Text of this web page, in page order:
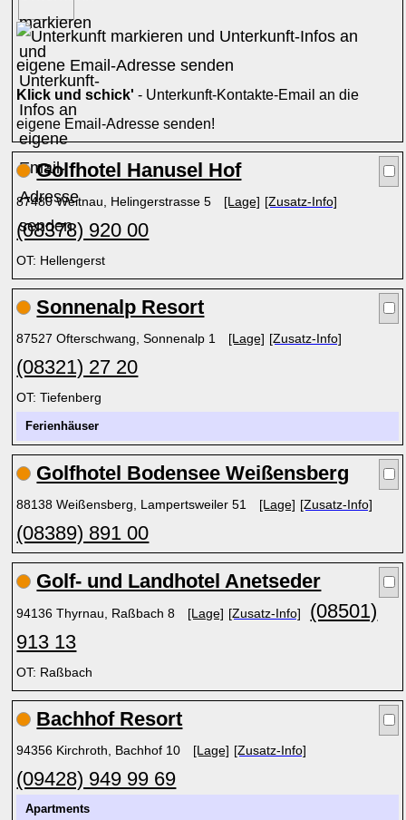
Klick und schick' - Unterkunft-Kontakte-Email an die
eigene Email-Adresse senden!
Golfhotel Hanusel Hof
87480 Weitnau, Helingerstrasse 5 [Lage] [Zusatz-Info]
(08378) 920 00
OT: Hellengerst
Sonnenalp Resort
87527 Ofterschwang, Sonnenalp 1 [Lage] [Zusatz-Info]
(08321) 27 20
OT: Tiefenberg
Ferienhäuser
Golfhotel Bodensee Weißensberg
88138 Weißensberg, Lampertsweiler 51 [Lage] [Zusatz-Info]
(08389) 891 00
Golf- und Landhotel Anetseder
94136 Thyrnau, Raßbach 8 [Lage] [Zusatz-Info]
(08501)
913 13
OT: Raßbach
Bachhof Resort
94356 Kirchroth, Bachhof 10 [Lage] [Zusatz-Info]
(09428) 949 99 69
Apartments